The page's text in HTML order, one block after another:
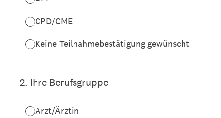
CPD/CME
Keine Teilnahmebestätigung gewünscht
2. Ihre Berufsgruppe
Arzt/Ärztin